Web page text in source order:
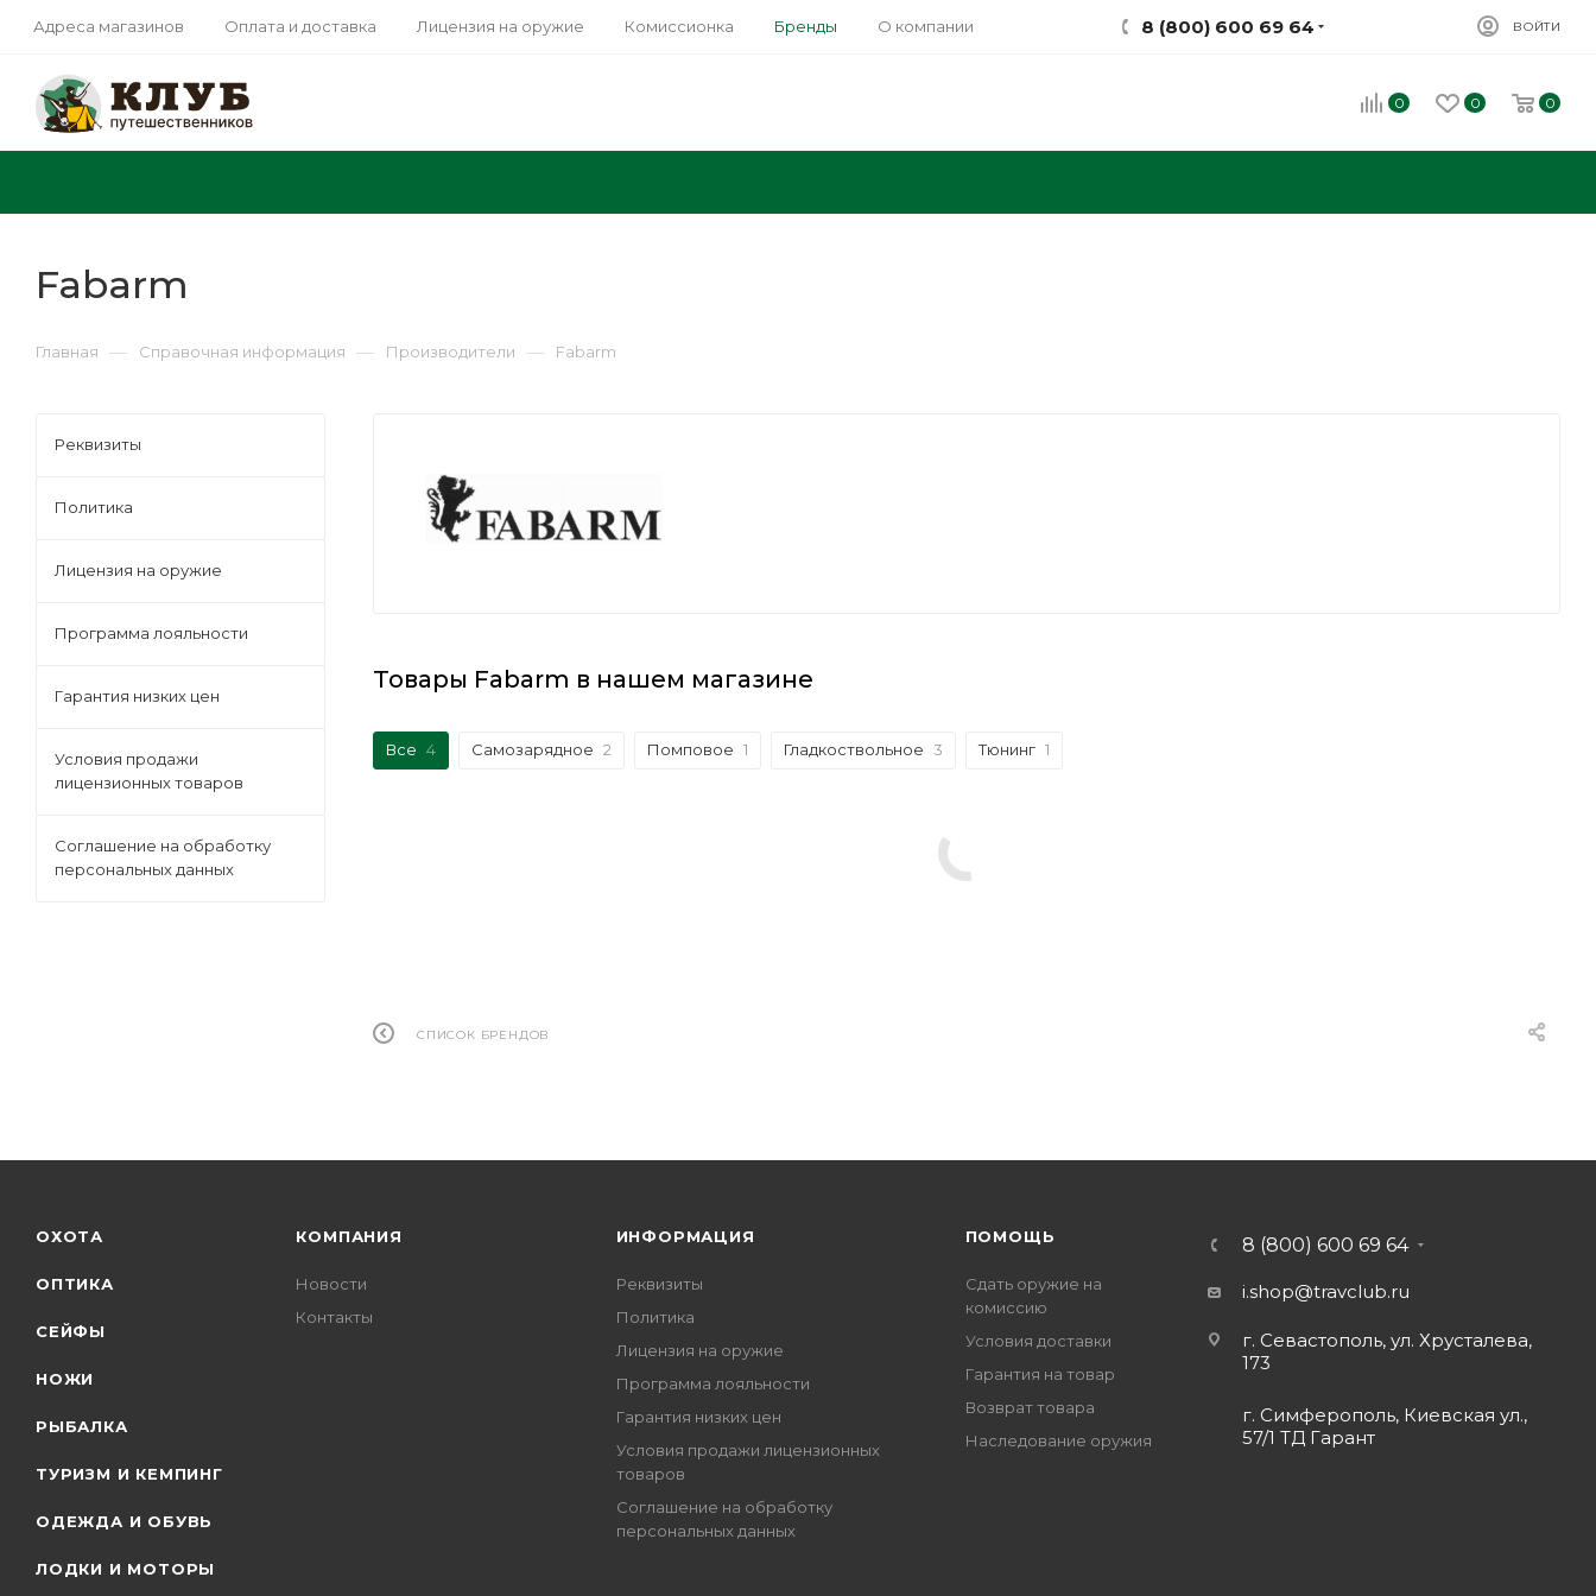
Адреса магазинов Оплата и доставка Лицензия на оружие Комиссионка Бренды О компании 8 (800) 600 69 64 ВОЙТИ
0 0 0
Fabarm
Главная — Справочная информация — Производители — Fabarm
Товары Fabarm в нашем магазине
Все 4 Самозарядное 2 Помповое 1 Гладкоствольное 3 Тюнинг 1
СПИСОК БРЕНДОВ
Реквизиты
Политика
Лицензия на оружие
Программа лояльности
Гарантия низких цен
Условия продажи
лицензионных товаров
Соглашение на обработку
персональных данных
ОХОТА
ОПТИКА
СЕЙФЫ
НОЖИ
РЫБАЛКА
ТУРИЗМ И КЕМПИНГ
ОДЕЖДА И ОБУВЬ
ЛОДКИ И МОТОРЫ
КОМПАНИЯ
Новости
Контакты
ИНФОРМАЦИЯ
Реквизиты
Политика
Лицензия на оружие
Программа лояльности
Гарантия низких цен
Условия продажи лицензионных
товаров
Соглашение на обработку
персональных данных
ПОМОЩЬ
Сдать оружие на
комиссию
Условия доставки
Гарантия на товар
Возврат товара
Наследование оружия
8 (800) 600 69 64
i.shop@travclub.ru
г. Севастополь, ул. Хрусталева,
173
г. Симферополь, Киевская ул.,
57/1 ТД Гарант